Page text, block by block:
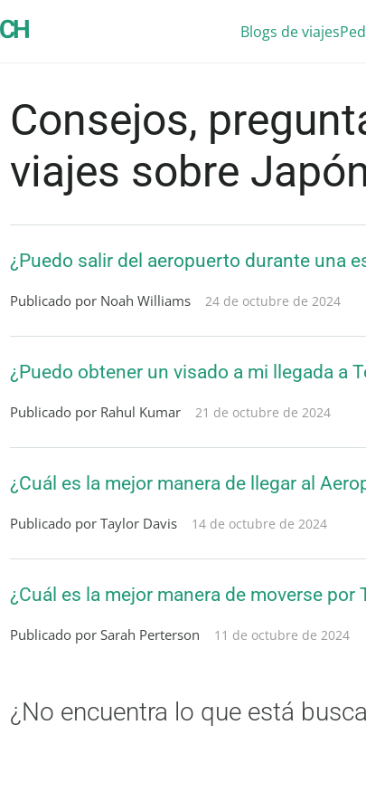
Blogs de viajes
Consejos,
viajes sobre
¿Puedo salir del aeropuerto durante una
Publicado por Noah Williams 24 de octubre de 2024
¿Puedo obtener un visado a mi llegada a
Publicado por Rahul Kumar 21 de octubre de 2024
¿Cuál es la mejor manera de llegar al
Publicado por Taylor Davis 14 de octubre de 2024
¿Cuál es la mejor manera de moverse por
Publicado por Sarah Perterson 11 de octubre de 2024
¿No encuentra lo que está